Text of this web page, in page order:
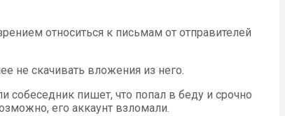
относиться к письмам от отправителей
не скачивать вложения из него.
собеседник пишет, что попал в беду и срочно
его аккаунт взломали.